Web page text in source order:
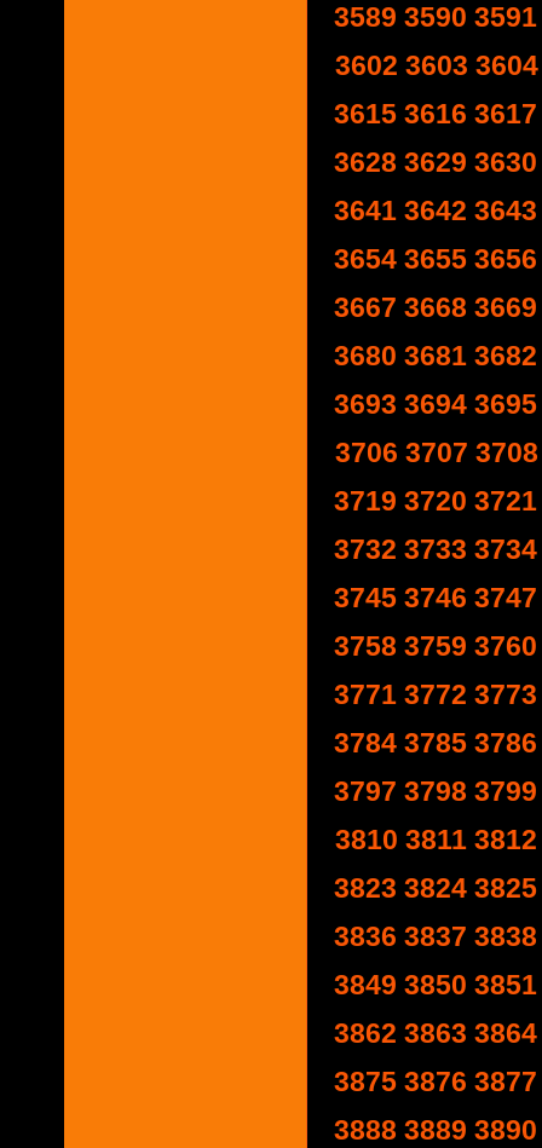
3589 3590 3591
3602 3603 3604
3615 3616 3617
3628 3629 3630
3641 3642 3643
3654 3655 3656
3667 3668 3669
3680 3681 3682
3693 3694 3695
3706 3707 3708
3719 3720 3721
3732 3733 3734
3745 3746 3747
3758 3759 3760
3771 3772 3773
3784 3785 3786
3797 3798 3799
3810 3811 3812
3823 3824 3825
3836 3837 3838
3849 3850 3851
3862 3863 3864
3875 3876 3877
3888 3889 3890